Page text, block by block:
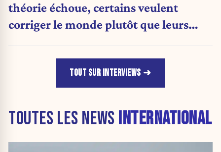
théorie échoue, certains veulent
corriger le monde plutôt que leurs
TOUT SUR INTERVIEWS
TOUTES LES NEWS INTERNATIONAL